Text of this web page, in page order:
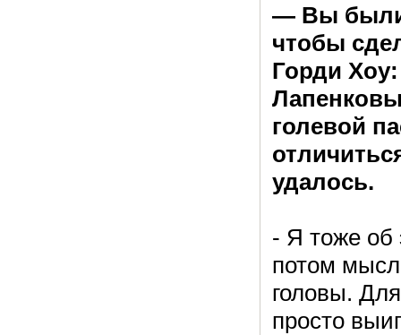
— Вы были
чтобы
Горди
голевой
удалось.
- Я тоже об
потом
головы.
просто